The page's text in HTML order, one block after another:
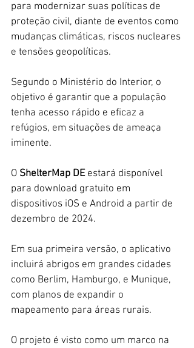
para modernizar suas políticas de
proteção civil, diante de eventos como
mudanças climáticas, riscos nucleares
e tensões geopolíticas.
Segundo o Ministério do Interior, o
objetivo é garantir que a população
tenha acesso rápido e eficaz a
refúgios, em situações de ameaça
iminente.
O ShelterMap DE estará disponível
para download gratuito em
dispositivos iOS e Android a partir de
dezembro de 2024.
Em sua primeira versão, o aplicativo
incluirá abrigos em grandes cidades
como Berlim, Hamburgo, e Munique,
com planos de expandir o
mapeamento para áreas rurais.
O projeto é visto como um marco na